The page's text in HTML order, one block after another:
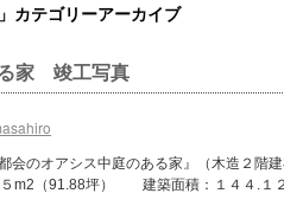
」カテゴリーアーカイブ
家 竣工写真
会のオアシス中庭のある家』（木造２階建
５m2（91.88坪） 建築面積：１４４.